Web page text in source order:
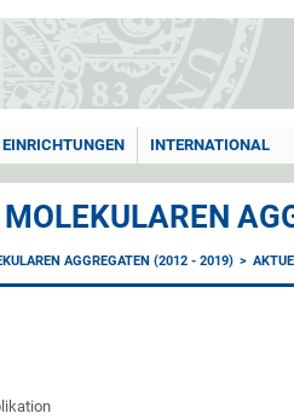
EINRICHTUNGEN INTERNATIONAL
AGGREGATEN (2012 - 2019)